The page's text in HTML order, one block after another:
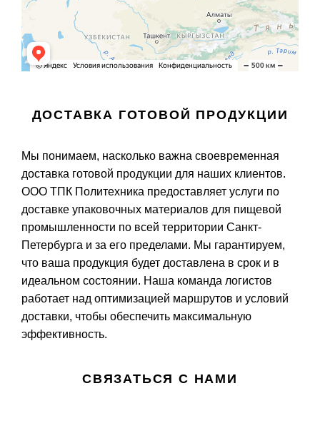
ДОСТАВКА ГОТОВОЙ ПРОДУКЦИИ
Мы понимаем, насколько важна своевременная
доставка готовой продукции для наших клиентов.
ООО ТПК Политехника предоставляет услуги по
доставке упаковочных материалов для пищевой
промышленности по всей территории Санкт-
Петербурга и за его пределами. Мы гарантируем,
что ваша продукция будет доставлена в срок и в
идеальном состоянии. Наша команда логистов
работает над оптимизацией маршрутов и условий
доставки, чтобы обеспечить максимальную
эффективность.
СВЯЗАТЬСЯ С НАМИ